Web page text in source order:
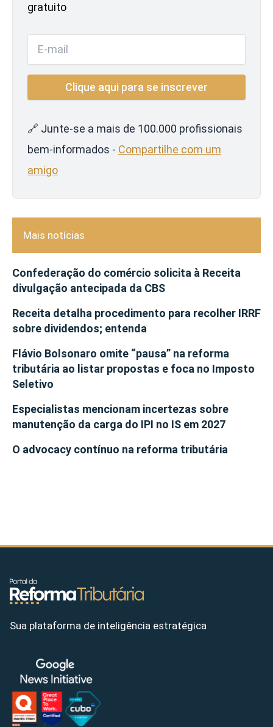
gratuito
🔗 Junte-se a mais de 100.000 profissionais
bem-informados - Compartilhe com um
amigo
Mais notícias
Confederação do comércio solicita à Receita
divulgação antecipada da CBS
Receita detalha procedimento para recolher IRRF
sobre dividendos; entenda
Flávio Bolsonaro omite “pausa” na reforma
tributária ao listar propostas e foca no Imposto
Seletivo
Especialistas mencionam incertezas sobre
manutenção da carga do IPI no IS em 2027
O advocacy contínuo na reforma tributária
Sua plataforma de inteligência estratégica